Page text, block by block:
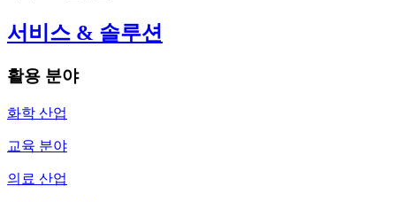
서비스 & 솔루션
활용 분야
화학 산업
교육 분야
의료 산업